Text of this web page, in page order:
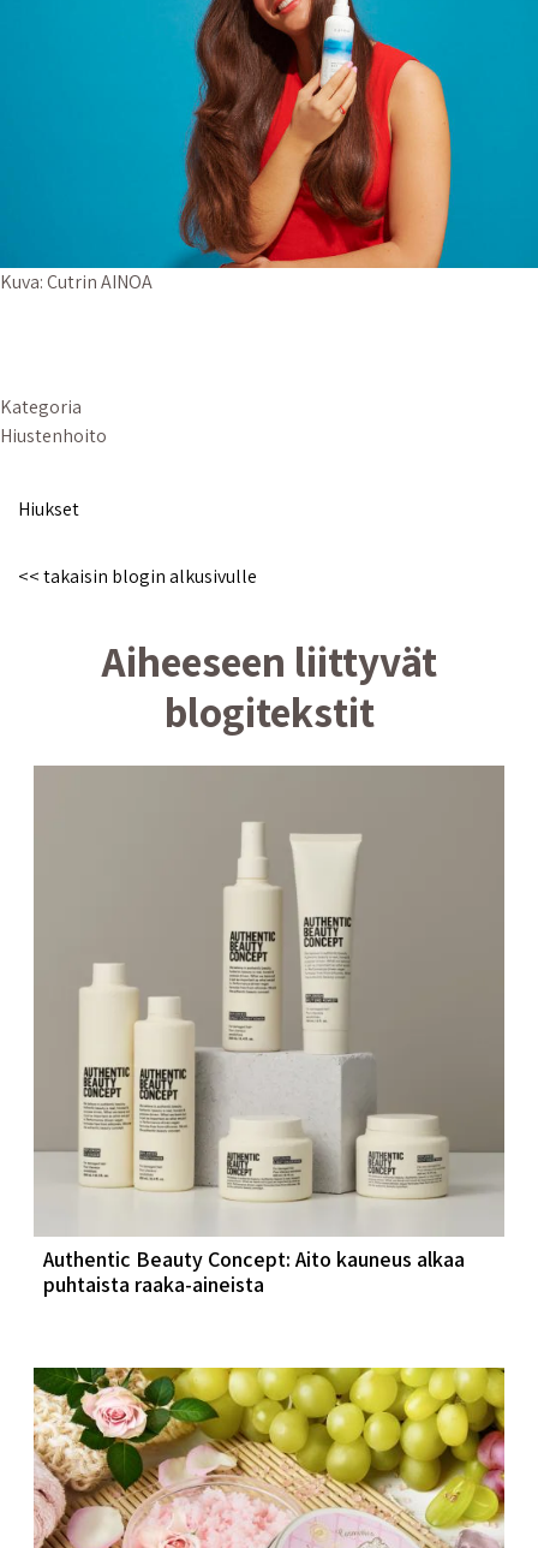
Kuva: Cutrin AINOA
Kategoria
Hiustenhoito
Hiukset
<< takaisin blogin alkusivulle
Aiheeseen liittyvät
blogitekstit
Authentic Beauty Concept: Aito kauneus alkaa
puhtaista raaka-aineista